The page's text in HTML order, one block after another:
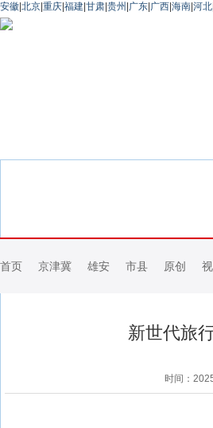
安徽 北京 重庆 福建 甘肃 贵州 广东 广西 海南 河北
首页 京津冀 雄安 市县 原创
新世代旅
时间：